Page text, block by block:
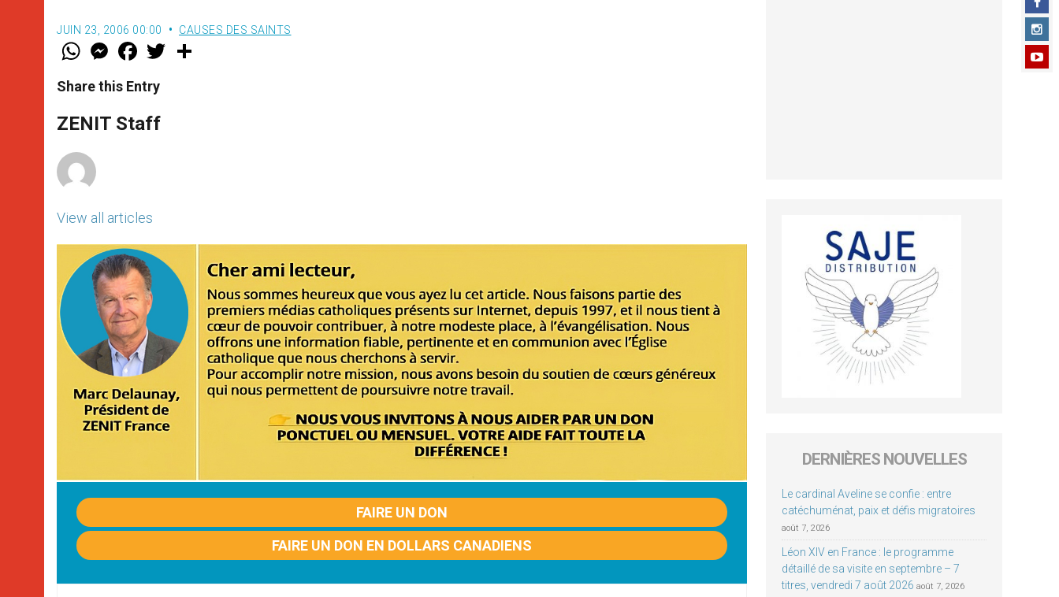
JUIN 23, 2006 00:00 CAUSES DES SAINTS
W
t
s
p
p
M
e
s
e
g
e
F
a
e
b
o
k
w
Share this Entry
ZENIT Staff
View all articles
FAIRE UN DON
FAIRE UN DON EN DOLLARS CANADIENS
DERNIÈRES NOUVELLES
Le cardinal Aveline se confie : entre
catéchuménat, paix et défis migratoires
août 7, 2026
Léon XIV en France : le programme
détaillé de sa visite en septembre – 7
titres, vendredi 7 août 2026 août 7, 2026